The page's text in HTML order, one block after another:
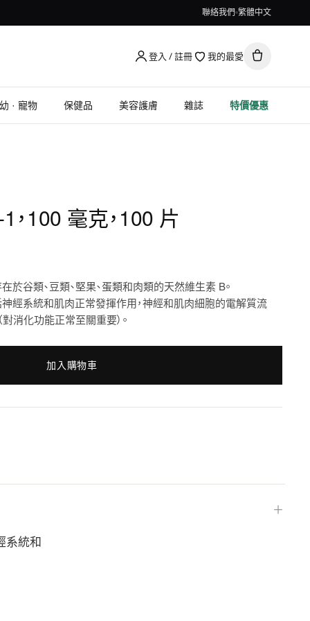
聯絡我們 繁體中文
登入 / 註冊 我的最愛
· 寵物 保健品 美容護膚 雜誌 特價優惠
100 毫克，100 片
於谷類、豆類、堅果、蛋類和肉類的天然維生素 B。
經系統和肌肉正常發揮作用，神經和肌肉細胞的電解質流
消化功能正常至關重要）。
加入購物車
＋
系統和